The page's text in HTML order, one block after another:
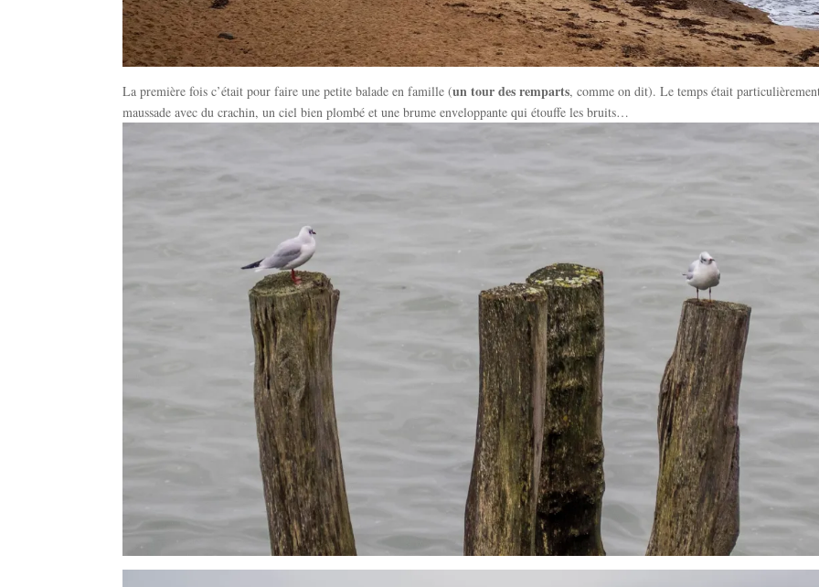
La première fois c’était pour faire une petite balade en famille (un tour des remparts, comme on dit). Le temps était
maussade avec du crachin, un ciel bien plombé et une brume enveloppante qui étouffe les bruits…